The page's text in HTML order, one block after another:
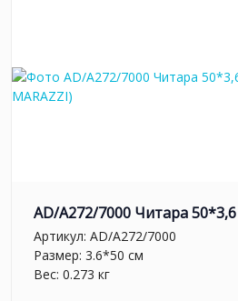
AD/A272/7000 Читара
Артикул: AD/A272/7000
Размер: 3.6*50 см
Вес: 0.273 кг